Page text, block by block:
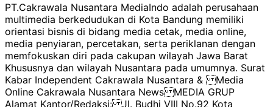
PT.Cakrawala Nusantara MediaIndo adalah perusahaan
multimedia berkedudukan di Kota Bandung memiliki
orientasi bisnis di bidang media cetak, media online,
media penyiaran, percetakan, serta periklanan dengan
memfokuskan diri pada cakupan wilayah Jawa Barat
Khususnya dan wilayah Nusantara pada umumnya. Surat
Kabar Independent Cakrawala Nusantara & Media
Online Cakrawala Nusantara News MEDIA GRUP
Alamat Kantor/Redaksi: Jl. Budhi VIII No.92 Kota